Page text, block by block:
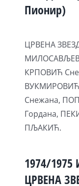
Пионир)
ЦРВЕНА
КРПОВИЋ
Снежана,
Гордана,
ПЉАКИЋ.
1974/
ЦРВЕНА